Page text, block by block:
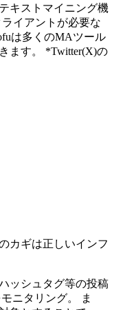
キストマイニング機
イアントが必要な
は多くのMAツール
ます。 *Twitter(X)の
カギは正しいインフ
ッシュタグ等の投稿
ニタリング。 ま